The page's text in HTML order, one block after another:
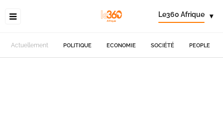
Le360 Afrique ▾
Actuellement POLITIQUE ECONOMIE SOCIÉTÉ PEOPLE